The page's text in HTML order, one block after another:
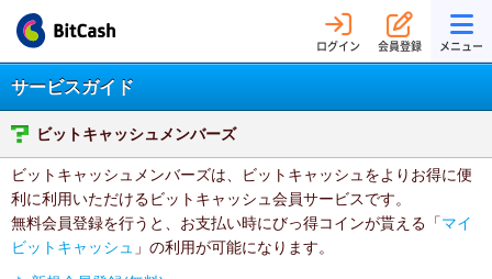
ログイン 会員登録 メニュー
サービスガイド
ビットキャッシュメンバーズ
ビットキャッシュメンバーズは、ビットキャッシュをよりお得に便
利に利用いただけるビットキャッシュ会員サービスです。
無料会員登録を行うと、お支払い時にびっ得コインが貰える「マイ
ビットキャッシュ 」の利用が可能になります。